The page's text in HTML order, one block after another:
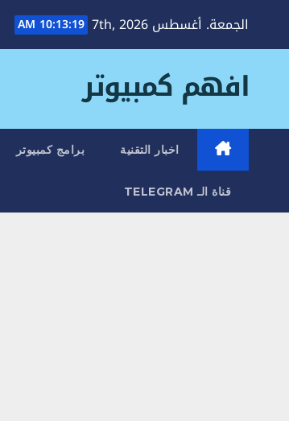
الجمعة. أغسطس 7th, 2026 10:13:20 AM
افهم كمبيوتر
اخبار التقنية برامج كمبيوتر
قناة الـ TELEGRAM